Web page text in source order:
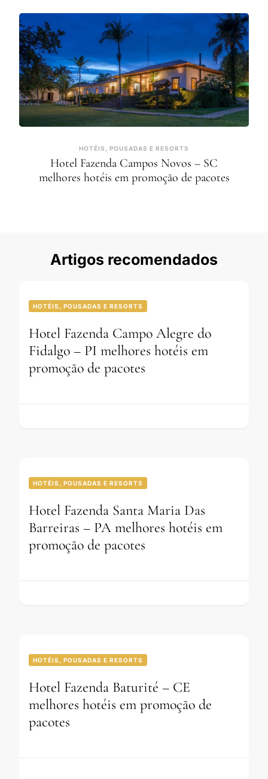
HOTÉIS, POUSADAS E RESORTS
Hotel Fazenda Campos Novos – SC
melhores hotéis em promoção de pacotes
Artigos recomendados
HOTÉIS, POUSADAS E RESORTS
Hotel Fazenda Campo Alegre do
Fidalgo – PI melhores hotéis em
promoção de pacotes
HOTÉIS, POUSADAS E RESORTS
Hotel Fazenda Santa Maria Das
Barreiras – PA melhores hotéis em
promoção de pacotes
HOTÉIS, POUSADAS E RESORTS
Hotel Fazenda Baturité – CE
melhores hotéis em promoção de
pacotes